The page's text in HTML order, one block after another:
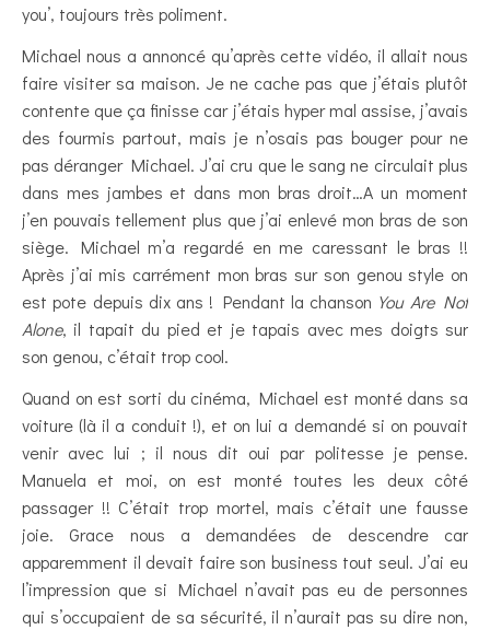
you’, toujours très poliment.
Michael nous a annoncé qu’après cette vidéo, il allait nous
faire visiter sa maison. Je ne cache pas que j’étais plutôt
contente que ça finisse car j’étais hyper mal assise, j’avais
des fourmis partout, mais je n’osais pas bouger pour ne
pas déranger Michael. J’ai cru que le sang ne circulait plus
dans mes jambes et dans mon bras droit…A un moment
j’en pouvais tellement plus que j’ai enlevé mon bras de son
siège. Michael m’a regardé en me caressant le bras !!
Après j’ai mis carrément mon bras sur son genou style on
est pote depuis dix ans ! Pendant la chanson You Are Not
Alone, il tapait du pied et je tapais avec mes doigts sur
son genou, c’était trop cool.
Quand on est sorti du cinéma, Michael est monté dans sa
voiture (là il a conduit !), et on lui a demandé si on pouvait
venir avec lui ; il nous dit oui par politesse je pense.
Manuela et moi, on est monté toutes les deux côté
passager !! C’était trop mortel, mais c’était une fausse
joie. Grace nous a demandées de descendre car
apparemment il devait faire son business tout seul. J’ai eu
l’impression que si Michael n’avait pas eu de personnes
qui s’occupaient de sa sécurité, il n’aurait pas su dire non,